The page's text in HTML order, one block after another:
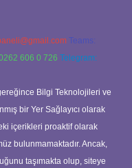
Teams:
606 0 726 Telegram:
Bilgi Teknolojileri ve
bir Yer Sağlayıcı olarak
içerikleri proaktif olarak
bulunmamaktadır. Ancak,
taşımakta olup, siteye